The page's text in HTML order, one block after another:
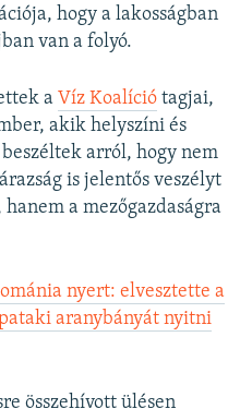
hogy a lakosságban
van a folyó.
a Víz Koalíció tagjai,
akik helyszíni és
arról, hogy nem
is jelentős veszélyt
a mezőgazdaságra
nyert: elvesztette a
aranybányát nyitni
összehívott ülésen